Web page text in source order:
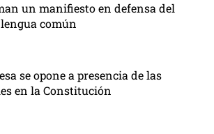
un manifiesto en defensa del
común
se opone a presencia de las
en la Constitución